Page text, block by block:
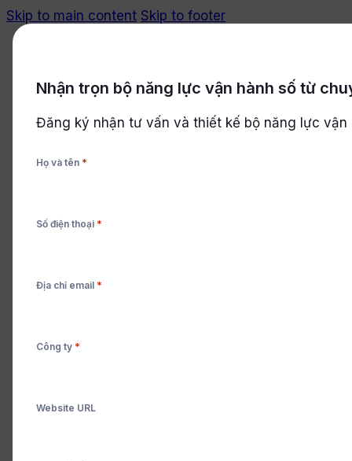
Skip to main content Skip to footer
Bắt đầu miễn phí
Khả năng phục hồi
Nhận trọn bộ năng lực vận hành số từ
Đăng ký nhận tư vấn và thiết kế bộ năng lực vận
Họ và tên *
Số điện thoại *
Địa chỉ email *
Công ty *
Website URL